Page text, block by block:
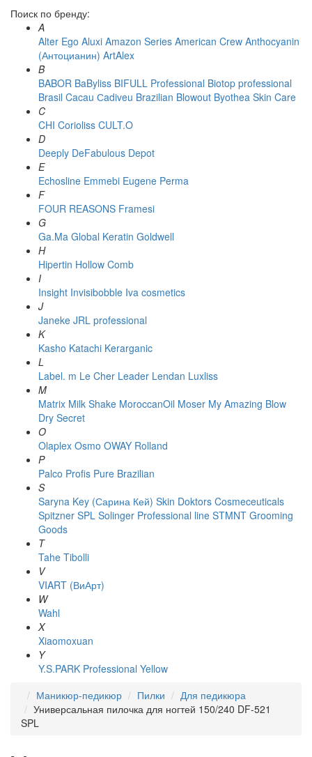
Поиск по бренду:
A
Alter Ego Aluxi Amazon Series American Crew Anthocyanin
(Антоцианин) ArtAlex
B
BABOR BaByliss BIFULL Professional Biotop professional
Brasil Cacau Сadiveu Brazilian Blowout Byothea Skin Care
C
CHI Corioliss CULT.O
D
Deeply DeFabulous Depot
E
Echosline Emmebi Eugene Perma
F
FOUR REASONS Framesi
G
Ga.Ma Global Keratin Goldwell
H
Hipertin Hollow Comb
I
Insight Invisibobble Iva cosmetics
J
Janeke JRL professional
K
Kasho Katachi Kerarganic
L
Label. m Le Cher Leader Lendan Luxliss
M
Matrix Milk Shake MoroccanOil Moser My Amazing Blow
Dry Secret
O
Olaplex Osmo OWAY Rolland
P
Palco Profis Pure Brazilian
S
Saryna Key (Сарина Кей) Skin Doktors Cosmeceuticals
Spitzner SPL Solinger Professional line STMNT Grooming
Goods
T
Tahe Tibolli
V
VIART (ВиАрт)
W
Wahl
X
Xiaomoxuan
Y
Y.S.PARK Professional Yellow
Маникюр-педикюр
Пилки
Для педикюра
Универсальная пилочка для ногтей 150/240 DF-521
SPL